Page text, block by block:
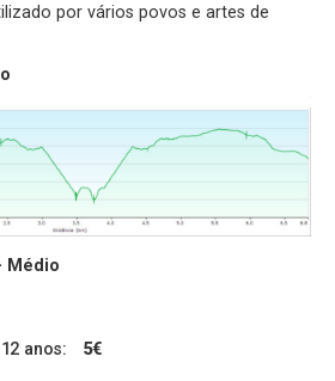
por vários povos e artes de
Médio
anos: 5€